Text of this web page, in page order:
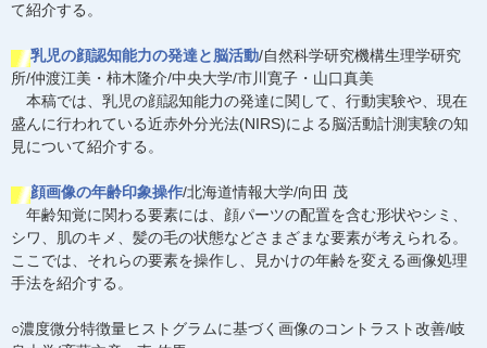
て紹介する。
乳児の顔認知能力の発達と脳活動/自然科学研究機構生理学研究
所/仲渡江美・柿木隆介/中央大学/市川寛子・山口真美
本稿では、乳児の顔認知能力の発達に関して、行動実験や、現在
盛んに行われている近赤外分光法(NIRS)による脳活動計測実験の知
見について紹介する。
顔画像の年齢印象操作/北海道情報大学/向田 茂
年齢知覚に関わる要素には、顔パーツの配置を含む形状やシミ、
シワ、肌のキメ、髪の毛の状態などさまざまな要素が考えられる。
ここでは、それらの要素を操作し、見かけの年齢を変える画像処理
手法を紹介する。
○濃度微分特徴量ヒストグラムに基づく画像のコントラスト改善/岐